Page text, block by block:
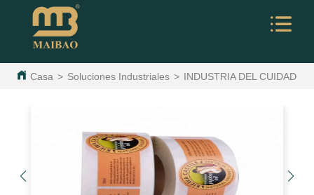
Casa > Soluciones Industriales > INDUSTRIA DEL CUIDADO